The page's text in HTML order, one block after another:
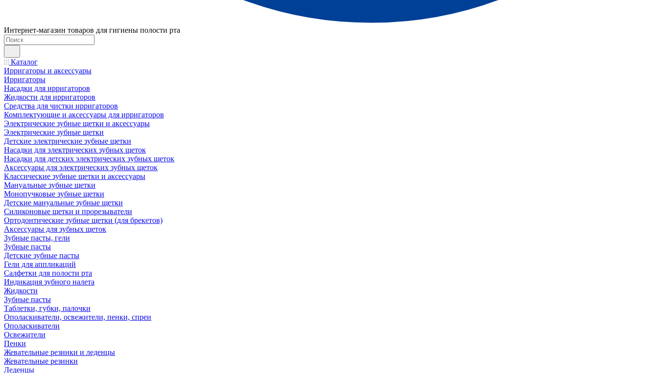
Интернет-магазин товаров для гигиены полости рта
Каталог
Ирригаторы и аксессуары
Ирригаторы
Насадки для ирригаторов
Жидкости для ирригаторов
Средства для чистки ирригаторов
Комплектующие и аксессуары для ирригаторов
Электрические зубные щетки и аксессуары
Электрические зубные щетки
Детские электрические зубные щетки
Насадки для электрических зубных щеток
Насадки для детских электрических зубных щеток
Аксессуары для электрических зубных щеток
Классические зубные щетки и аксессуары
Мануальные зубные щетки
Монопучковые зубные щетки
Детские мануальные зубные щетки
Силиконовые щетки и прорезыватели
Ортодонтические зубные щетки (для брекетов)
Аксессуары для зубных щеток
Зубные пасты, гели
Зубные пасты
Детские зубные пасты
Гели для аппликаций
Салфетки для полости рта
Индикация зубного налета
Жидкости
Зубные пасты
Таблетки, губки, палочки
Ополаскиватели, освежители, пенки, спреи
Ополаскиватели
Освежители
Пенки
Жевательные резинки и леденцы
Жевательные резинки
Леденцы